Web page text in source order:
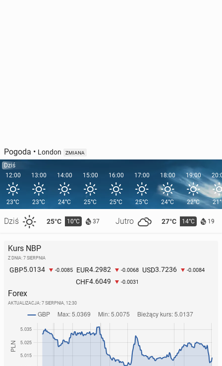
Pogoda • London ZMIANA
Dziś
12:00
23°C
Dziś 25°C 10°C 37 Jutro 27°C 14°C 19
13:00
23°C
14:00
24°C
15:00
25°C
16:00
25°C
17:00
25°C
18:00
24°C
19:00
22°C
Kurs NBP
Z DNIA: 7 SIERPNIA
GBP5.0134 -0.0085 EUR4.2982 -0.0068 USD3.7236 -0.0084
CHF4.6049 -0.0031
Forex
AKTUALIZACJA: 7 SIERPNIA, 12:30